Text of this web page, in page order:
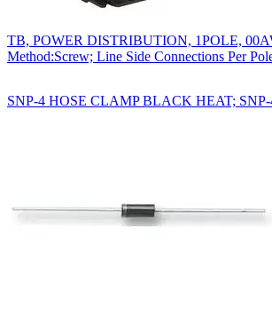
TB, POWER DISTRIBUTION, 1POLE,
Method:Screw; Line Side Connections Per
SNP-4 HOSE CLAMP BLACK HEAT;